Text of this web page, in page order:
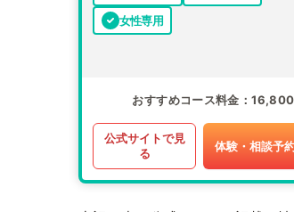
女性専用
おすすめコース料金
公式サイトで見
る
体験・相談予